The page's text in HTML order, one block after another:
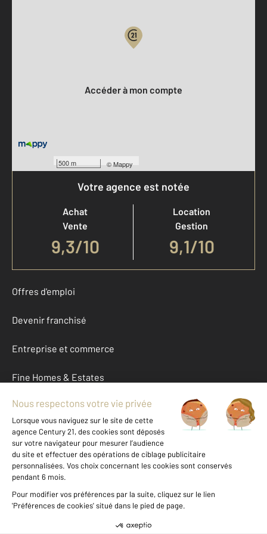
500 m ©Mappy
Accéder à mon compte
Votre agence est notée
Achat
Vente
9,3/10
Location
Gestion
9,1/10
Offres d'emploi
Devenir franchisé
Entreprise et commerce
Fine Homes & Estates
À propos
International
Nous contacter
Données personnelles